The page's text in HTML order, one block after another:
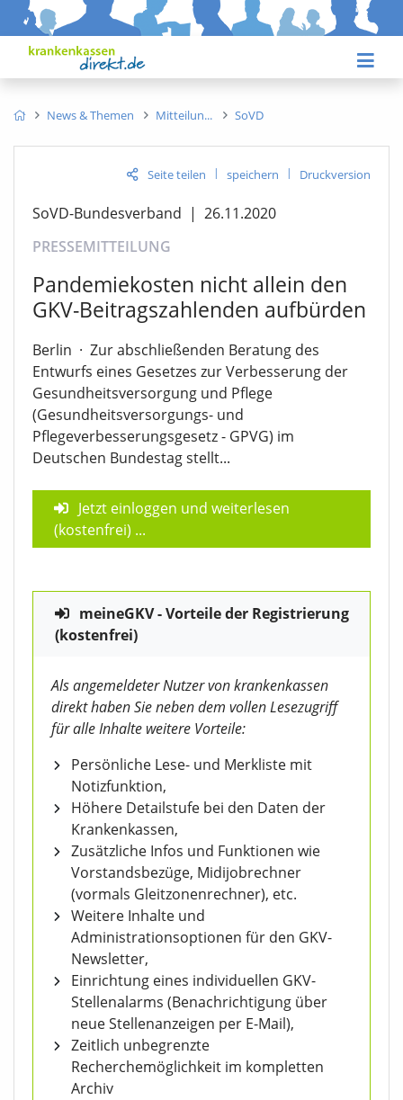
News & Themen Mitteilun SoVD
Seite teilen | speichern | Druckversion
SoVD-Bundesverband | 26.11.2020
PRESSEMITTEILUNG
Pandemiekosten nicht allein den
GKV-Beitragszahlenden aufbürden
Berlin · Zur abschließenden Beratung des
Entwurfs eines Gesetzes zur Verbesserung der
Gesundheitsversorgung und Pflege
(Gesundheitsversorgungs- und
Pflegeverbesserungsgesetz - GPVG) im
Deutschen Bundestag stellt...
Jetzt einloggen und weiterlesen
(kostenfrei) ...
meineGKV - Vorteile der Registrierung
(kostenfrei)
Als angemeldeter Nutzer von krankenkassen
direkt haben Sie neben dem vollen Lesezugriff
für alle Inhalte weitere Vorteile:
Persönliche Lese- und Merkliste mit
Notizfunktion,
Höhere Detailstufe bei den Daten der
Krankenkassen,
Zusätzliche Infos und Funktionen wie
Vorstandsbezüge, Midijobrechner
(vormals Gleitzonenrechner), etc.
Weitere Inhalte und
Administrationsoptionen für den GKV-
Newsletter,
Einrichtung eines individuellen GKV-
Stellenalarms (Benachrichtigung über
neue Stellenanzeigen per E-Mail),
Zeitlich unbegrenzte
Recherchemöglichkeit im kompletten
Archiv